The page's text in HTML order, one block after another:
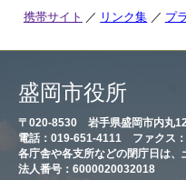
携帯サイト リンク集 プ
盛岡市役所
〒020-8530 岩手県盛岡市内丸
電話：019-651-4111 ファクス
各庁舎や各支所などの閉庁日は、
法人番号：6000020032018